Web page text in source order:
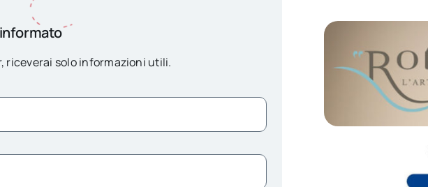
riceverai solo informazioni utili.